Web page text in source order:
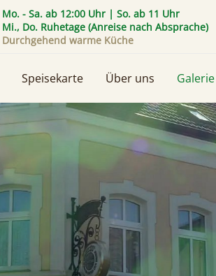
Mo. - Sa. ab 12:00 Uhr | So. ab 11 Uhr
Mi., Do. Ruhetage (Anreise nach Absprache)
Durchgehend warme Küche
Speisekarte Über uns Galerie